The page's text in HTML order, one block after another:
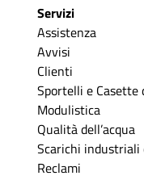
Servizi
Assistenza
Avvisi
Clienti
Sportelli e Casette
Modulistica
Qualità dell’acqua
Scarichi
Reclami